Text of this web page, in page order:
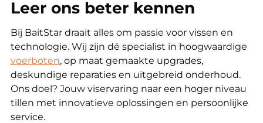
Leer ons beter kennen
Bij BaitStar draait alles om passie voor vissen en
technologie. Wij zijn dé specialist in hoogwaardige
voerboten, op maat gemaakte upgrades,
deskundige reparaties en uitgebreid onderhoud.
Ons doel? Jouw viservaring naar een hoger niveau
tillen met innovatieve oplossingen en persoonlijke
service.